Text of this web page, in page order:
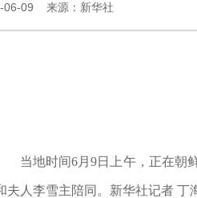
06-09 来源：新华社
当地时间6月9日上午，正在朝
夫人李雪主陪同。新华社记者 丁